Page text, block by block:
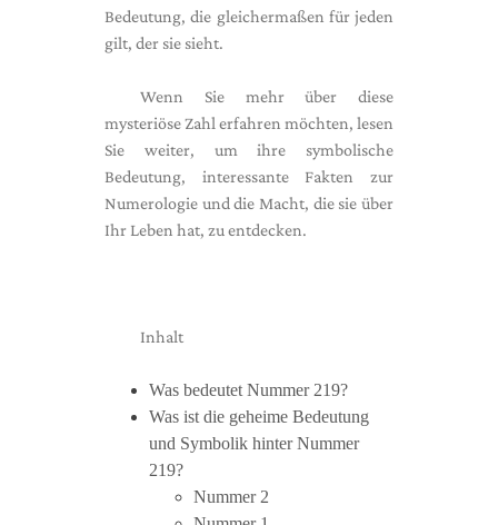
Bedeutung, die gleichermaßen für jeden
gilt, der sie sieht.
Wenn Sie mehr über diese
mysteriöse Zahl erfahren möchten, lesen
Sie weiter, um ihre symbolische
Bedeutung, interessante Fakten zur
Numerologie und die Macht, die sie über
Ihr Leben hat, zu entdecken.
Inhalt
Was bedeutet Nummer 219?
Was ist die geheime Bedeutung
und Symbolik hinter Nummer
219?
Nummer 2